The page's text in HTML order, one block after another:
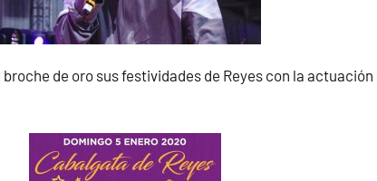
de oro sus festividades de Reyes con la actuación